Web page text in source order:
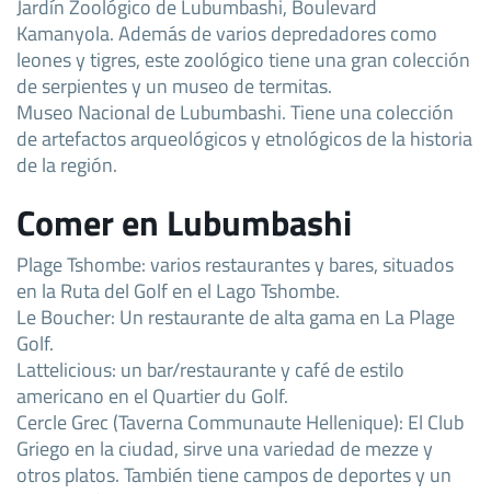
Kamanyola. Además de varios depredadores como
leones y tigres, este zoológico tiene una gran colección
de serpientes y un museo de termitas.
Museo Nacional de Lubumbashi. Tiene una colección
de artefactos arqueológicos y etnológicos de la historia
de la región.
Comer en Lubumbashi
Plage Tshombe: varios restaurantes y bares, situados
en la Ruta del Golf en el Lago Tshombe.
Le Boucher: Un restaurante de alta gama en La Plage
Golf.
Lattelicious: un bar/restaurante y café de estilo
americano en el Quartier du Golf.
Cercle Grec (Taverna Communaute Hellenique): El Club
Griego en la ciudad, sirve una variedad de mezze y
otros platos. También tiene campos de deportes y un